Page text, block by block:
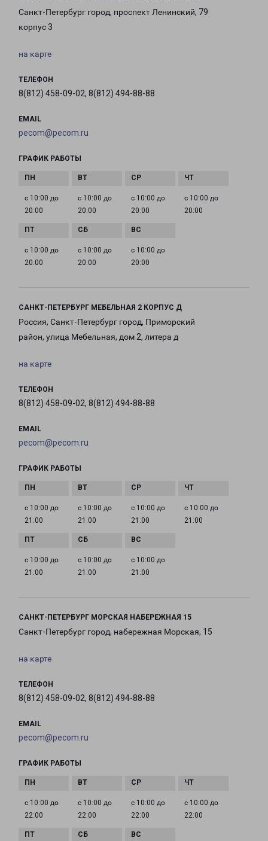
Санкт-Петербург город, проспект Ленинский, 79
корпус 3
на карте
ТЕЛЕФОН
8(812) 458-09-02, 8(812) 494-88-88
EMAIL
pecom@pecom.ru
ГРАФИК РАБОТЫ
с 10:00 до
20:00
с 10:00 до
20:00
с 10:00 до
20:00
с 10:00 до
20:00
с 10:00 до
20:00
с 10:00 до
20:00
с 10:00 до
20:00
САНКТ-ПЕТЕРБУРГ МЕБЕЛЬНАЯ 2 КОРПУС Д
Россия, Санкт-Петербург город, Приморский
район, улица Мебельная, дом 2, литера д
на карте
ТЕЛЕФОН
8(812) 458-09-02, 8(812) 494-88-88
EMAIL
pecom@pecom.ru
ГРАФИК РАБОТЫ
с 10:00 до
21:00
с 10:00 до
21:00
с 10:00 до
21:00
с 10:00 до
21:00
с 10:00 до
21:00
с 10:00 до
21:00
с 10:00 до
21:00
САНКТ-ПЕТЕРБУРГ МОРСКАЯ НАБЕРЕЖНАЯ 15
Санкт-Петербург город, набережная Морская, 15
на карте
ТЕЛЕФОН
8(812) 458-09-02, 8(812) 494-88-88
EMAIL
pecom@pecom.ru
ГРАФИК РАБОТЫ
с 10:00 до
22:00
с 10:00 до
22:00
с 10:00 до
22:00
с 10:00 до
22:00